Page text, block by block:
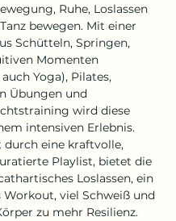
Ruhe, Loslassen
bewegen. Mit einer
Schütteln, Springen,
Momenten
Yoga), Pilates,
Übungen und
wird diese
intensiven Erlebnis.
durch eine kraftvolle,
Playlist, bietet die
Loslassen, ein
viel Schweiß und
zu mehr Resilienz.